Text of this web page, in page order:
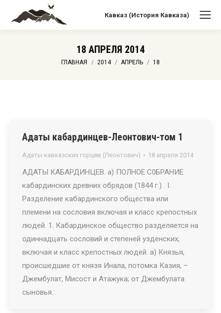
Кавказ (История Кавказа)
18 АПРЕЛЯ 2014
Вы здесь:
ГЛАВНАЯ 2014 АПРЕЛЬ 18
Адаты кабардинцев-Леонтович-том 1
Адаты кавказских горцев (Леонтович) 18 апреля 2014
АДАТЫ КАБАРДИНЦЕВ. а) ПОЛНОЕ С0БРАНИЕ
кабардинских древних обрядов (1844 г.) . I.
Разделение кабардинского общества или
племени на сословия включая и класс крепостных
людей. 1. Кабардинское общество разделяется на
одиннадцать сословий и степеней узденских,
включая и класс крепостных людей. а) Князья,
происшедшие от князя Инала, потомка Казия, –
Джембулат, Мисост и Атажука; от Джембулата
сыновья…